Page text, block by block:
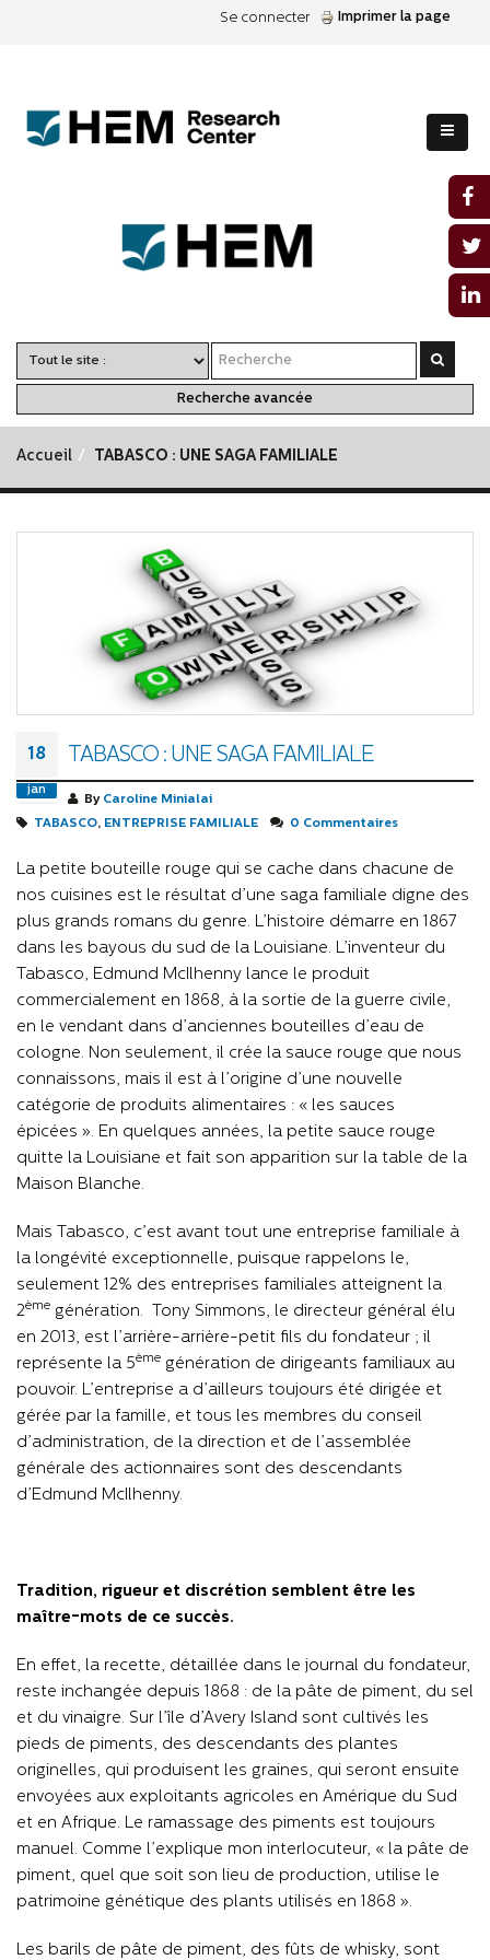
Se connecter Imprimer la page
Recherche avancée
Accueil TABASCO : UNE SAGA FAMILIALE
18
jan
TABASCO : UNE SAGA FAMILIALE
By Caroline Minialai
TABASCO, ENTREPRISE FAMILIALE 0 Commentaires
La petite bouteille rouge qui se cache dans chacune de
nos cuisines est le résultat d’une saga familiale digne des
plus grands romans du genre. L’histoire démarre en 1867
dans les bayous du sud de la Louisiane. L’inventeur du
Tabasco, Edmund McIlhenny lance le produit
commercialement en 1868, à la sortie de la guerre civile,
en le vendant dans d’anciennes bouteilles d’eau de
cologne. Non seulement, il crée la sauce rouge que nous
connaissons, mais il est à l’origine d’une nouvelle
catégorie de produits alimentaires : « les sauces
épicées ». En quelques années, la petite sauce rouge
quitte la Louisiane et fait son apparition sur la table de la
Maison Blanche.
Mais Tabasco, c’est avant tout une entreprise familiale à
la longévité exceptionnelle, puisque rappelons le,
seulement 12% des entreprises familiales atteignent la
2ème génération. Tony Simmons, le directeur général élu
en 2013, est l’arrière-arrière-petit fils du fondateur ; il
représente la 5ème génération de dirigeants familiaux au
pouvoir. L’entreprise a d’ailleurs toujours été dirigée et
gérée par la famille, et tous les membres du conseil
d’administration, de la direction et de l’assemblée
générale des actionnaires sont des descendants
d’Edmund McIlhenny.
Tradition, rigueur et discrétion semblent être les
maître-mots de ce succès.
En effet, la recette, détaillée dans le journal du fondateur,
reste inchangée depuis 1868 : de la pâte de piment, du sel
et du vinaigre. Sur l’île d’Avery Island sont cultivés les
pieds de piments, des descendants des plantes
originelles, qui produisent les graines, qui seront ensuite
envoyées aux exploitants agricoles en Amérique du Sud
et en Afrique. Le ramassage des piments est toujours
manuel. Comme l’explique mon interlocuteur, « la pâte de
piment, quel que soit son lieu de production, utilise le
patrimoine génétique des plants utilisés en 1868 ».
Les barils de pâte de piment, des fûts de whisky, sont